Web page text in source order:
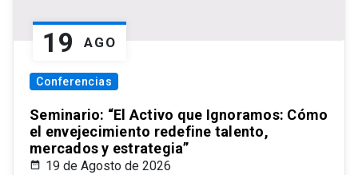
19 AGO
Conferencias
Seminario: “El Activo que Ignoramos: Cómo
el envejecimiento redefine talento,
mercados y estrategia”
19 de Agosto de 2026